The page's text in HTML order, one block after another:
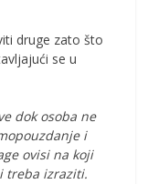
druge zato što
se u
dok osoba ne
i
ovisi na koji
treba izraziti.